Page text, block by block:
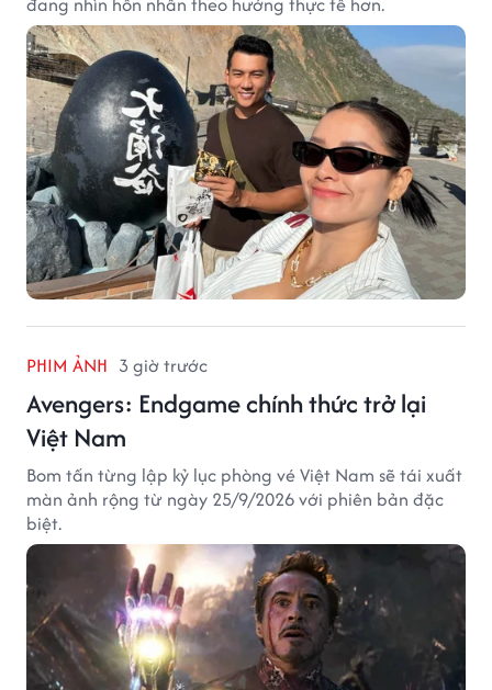
PHIM ẢNH 3 giờ trước
Avengers: Endgame chính thức trở lại
Việt Nam
Bom tấn từng lập kỷ lục phòng vé Việt Nam sẽ tái xuất
màn ảnh rộng từ ngày 25/9/2026 với phiên bản đặc
biệt.